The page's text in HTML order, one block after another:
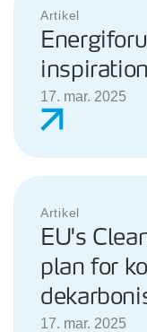
Artikel
17. mar. 2025
Artikel
EU's
plan for
17. mar. 2025